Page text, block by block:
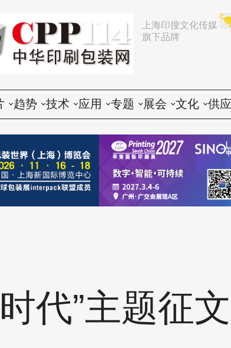
上海印搜文化传媒
旗下品牌
趋势
行业动态
企业动态
营销
商机
技术
印前
印中
印后
油墨
应用
胶印
数码
标签
丝印
专题
展会
企业
咨询
展会
推荐
中国
东南亚
文化
文化创意
供应
会议
印
印
代”主题征